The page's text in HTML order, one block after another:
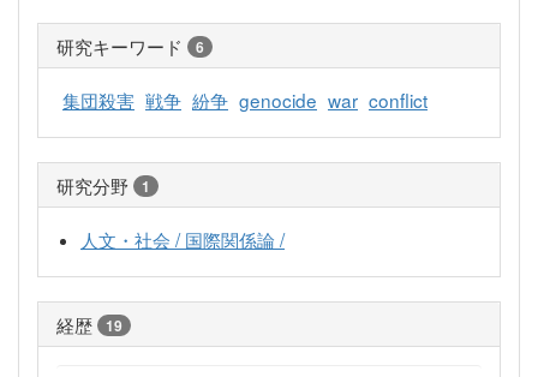
研究キーワード 6
集団殺害 戦争 紛争 genocide war conflict
研究分野 1
人文・社会 / 国際関係論 /
経歴 19